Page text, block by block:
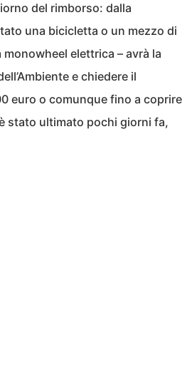
del rimborso: dalla
una bicicletta o un mezzo di
elettrica – avrà la
e chiedere il
euro o comunque fino a coprire
stato ultimato pochi giorni fa,